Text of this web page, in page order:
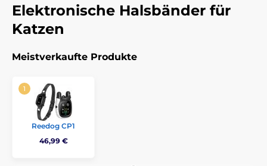
Elektronische Halsbänder für
Katzen
Meistverkaufte Produkte
Reedog CP1
46,99 €